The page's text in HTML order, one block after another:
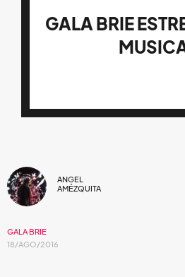
GALA BRIE
ANGEL
AMÉZQUITA
GALA BRIE
18/AGO/2016